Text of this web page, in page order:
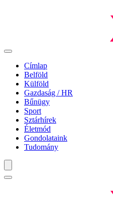
Címlap
Belföld
Külföld
Gazdaság / HR
Bűnügy
Sport
Sztárhírek
Életmód
Gondolataink
Tudomány